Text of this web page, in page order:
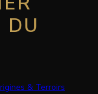
DU
& Terroirs